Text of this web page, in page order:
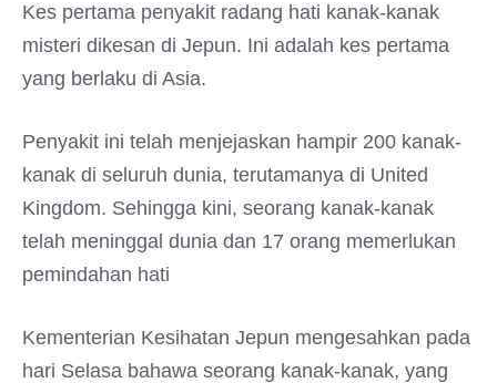
Kes pertama penyakit radang hati kanak-kanak
misteri dikesan di Jepun. Ini adalah kes pertama
yang berlaku di Asia.
Penyakit ini telah menjejaskan hampir 200 kanak-
kanak di seluruh dunia, terutamanya di United
Kingdom. Sehingga kini, seorang kanak-kanak
telah meninggal dunia dan 17 orang memerlukan
pemindahan hati
Kementerian Kesihatan Jepun mengesahkan pada
hari Selasa bahawa seorang kanak-kanak, yang